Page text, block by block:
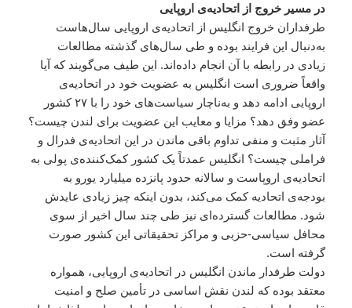
در مسیر خروج از اتحادیه‌ی اروپایی
طرفداران خروج انگلیس از اتحادیه‌ی اروپایی سال‌هاست
به‌دنبال این فرایند بوده و طی سال‌های گذشته مطالعات
زیادی در رابطه با آن انجام داده‌اند. این طیف می‌گویند که آیا
واقعاً ضروری است انگلیس به عضویت خود در اتحادیه‌ی
اروپایی ادامه دهد و به‌ناچار سیاست‌های خود را با ۲۷ کشور
عضو وفق دهد؟ مزایا و معایب این عضویت برای لندن چیست؟
آثار مثبت و منفی تداوم باقی ماندن در این اتحادیه‌ی فدرال و
فراملی چیست؟ انگلیس عمدتاً یک کشور کمک‌کننده‌ی پولی به
اتحادیه‌ی اروپاست و سالانه حدود پانزده میلیارد یورو به
بودجه‌ی اتحادیه کمک می‌کند، بدون اینکه چیز زیادی عایدش
شود. مطالعات گسترده‌ای نیز طی چند سال اخیر از سوی
محافل سیاسی-حزبی و مراکز تحقیقاتی این کشور صورت
گرفته است.
دولت طرفدار ماندن انگلیس در اتحادیه‌ی اروپایی، همواره
معتقد بوده که لندن نقش اساسی در تأمین صلح و امنیت